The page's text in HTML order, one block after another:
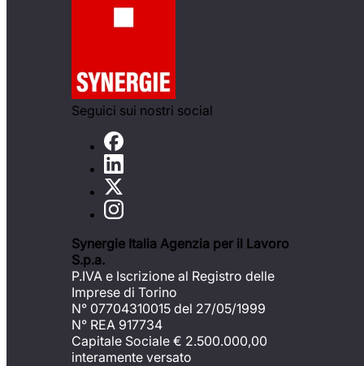
Seguici sui nostri social
Synergie Italia Agenzia per il Lavoro
S.p.a.
P.IVA e Iscrizione al Registro delle
Imprese di Torino
N° 07704310015 del 27/05/1999
N° REA 917734
Capitale Sociale € 2.500.000,00
interamente versato